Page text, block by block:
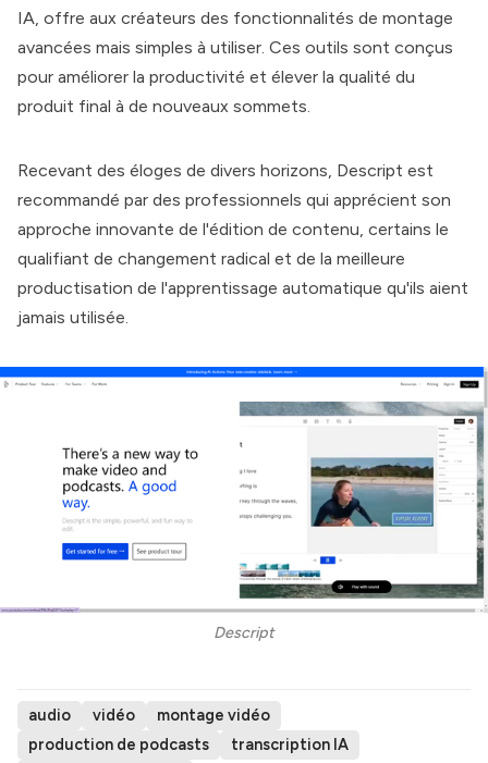
IA, offre aux créateurs des fonctionnalités de montage
avancées mais simples à utiliser. Ces outils sont conçus
pour améliorer la productivité et élever la qualité du
produit final à de nouveaux sommets.
Recevant des éloges de divers horizons, Descript est
recommandé par des professionnels qui apprécient son
approche innovante de l'édition de contenu, certains le
qualifiant de changement radical et de la meilleure
productisation de l'apprentissage automatique qu'ils aient
jamais utilisée.
Descript
audio vidéo
montage vidéo
production de podcasts
transcription IA